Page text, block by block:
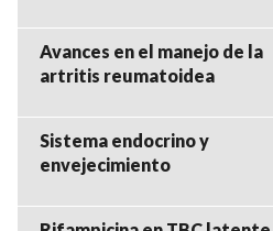
Avances en el manejo de la
artritis reumatoidea
Sistema endocrino y
envejecimiento